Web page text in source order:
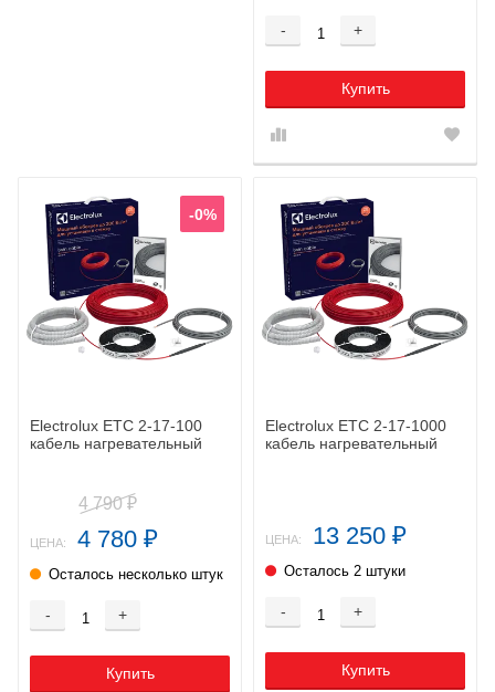
- +
Купить
-0%
Electrolux ETC 2-17-100
кабель нагревательный
4 790₽
ЦЕНА: 4 780 ₽
Осталось несколько штук
- +
Купить
Electrolux ETC 2-17-1000
кабель нагревательный
ЦЕНА: 13 250 ₽
Осталось 2 штуки
- +
Купить